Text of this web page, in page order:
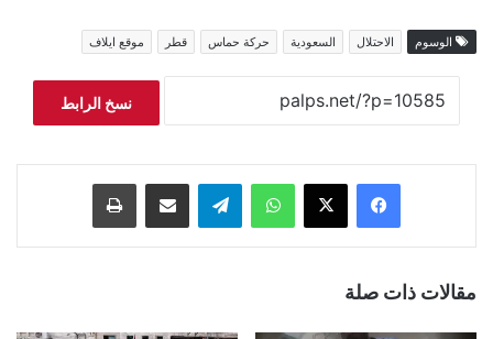
الوسوم الاحتلال السعودية حركة حماس قطر موقع ايلاف
نسخ الرابط
فيسبوك ‫X واتساب تيلقرام مشاركة عبر البريد طباعة
مقالات ذات صلة